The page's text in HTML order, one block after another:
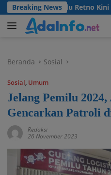
Langsung
ke
konten
Breaking News
Desa Madu Retno Kini
Beranda Sosial
Sosial, Umum
Jelang Pemilu
Gencarkan Patroli
Redaksi
26 November 2023